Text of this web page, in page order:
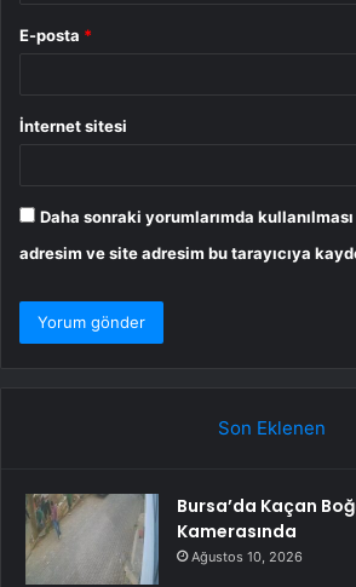
E-posta *
İnternet sitesi
Daha sonraki yorumlarımda
adresim ve site adresim bu tarayıcıya
Son Eklenen
Bursa’da Kaçan
Kamerasında
Ağustos 10, 2026